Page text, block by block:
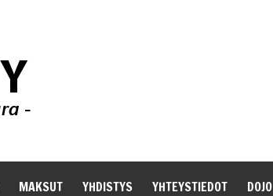
MAKSUT YHDISTYS YHTEYSTIEDOT DOJO